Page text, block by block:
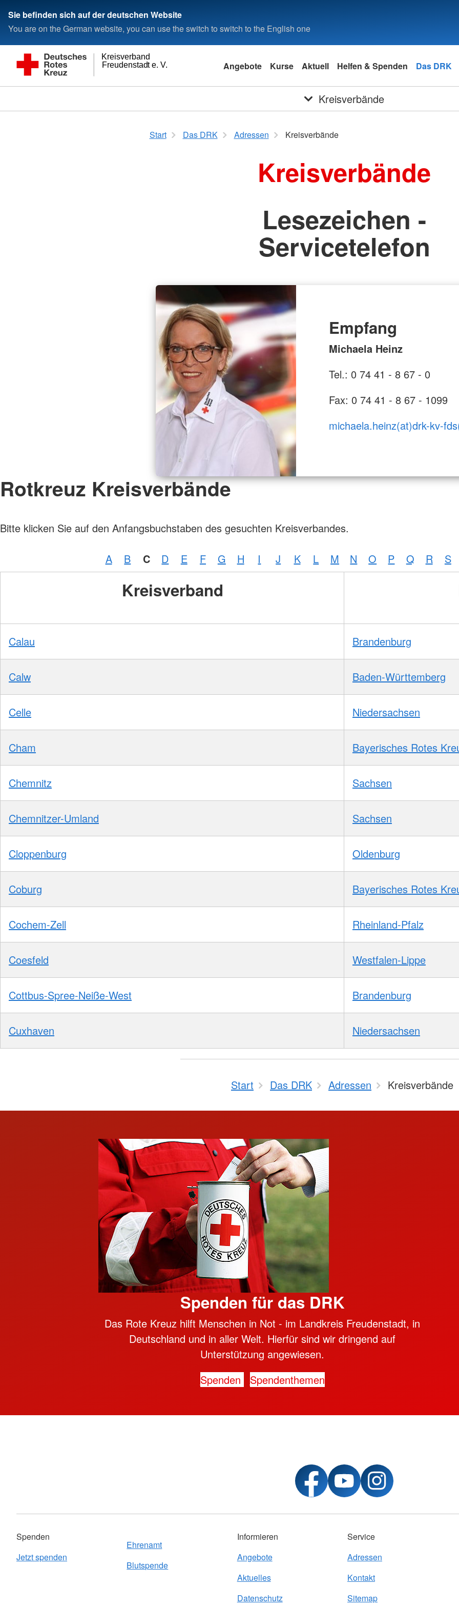
Sie befinden sich auf der deutschen Website
You are on the German website, you can use the switch to switch to the English one
Freudenstadt e. V.
Kreisverband
Angebote Kurse Aktuell Helfen & Spenden Das DRK
Kreisverbände
Start Das DRK Adressen Kreisverbände
Kreisverbände
Lesezeichen -
Servicetelefon
Empfang
Michaela Heinz
Tel.: 0 74 41 - 8 67 - 0
Fax: 0 74 41 - 8 67 - 1099
michaela.heinz(at)drk-kv-
Rotkreuz Kreisverbände
Bitte klicken Sie auf den Anfangsbuchstaben des gesuchten Kreisverbandes.
A B C D E F G H I J K L M N O P Q R S
Kreisverband
Calau Brandenburg
Calw Baden-Württemberg
Celle Niedersachsen
Cham Bayerisches Rotes
Chemnitz Sachsen
Chemnitzer-Umland Sachsen
Cloppenburg Oldenburg
Coburg Bayerisches Rotes
Cochem-Zell Rheinland-Pfalz
Coesfeld Westfalen-Lippe
Cottbus-Spree-Neiße-West Brandenburg
Cuxhaven Niedersachsen
Start Das DRK Adressen Kreisverbände
Spenden für das DRK
Das Rote Kreuz hilft Menschen in Not - im Landkreis Freudenstadt, in
Deutschland und in aller Welt. Hierfür sind wir dringend auf
Unterstützung angewiesen.
Spenden
Spendenthemen
Spenden
Jetzt spenden
Ehrenamt
Blutspende
Informieren
Angebote
Aktuelles
Datenschutz
Service
Adressen
Kontakt
Sitemap